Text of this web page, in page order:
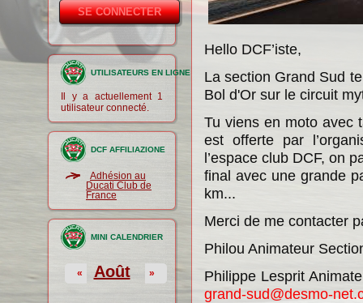
UTILISATEURS EN LIGNE
Il y a actuellement 1
utilisateur connecté.
DCF AFFILIAZIONE
Adhésion au
Ducati Club de
France
MINI CALENDRIER
Août
« »
Hello DCF’iste,
La section Grand Sud
Bol d'Or sur le circuit
Tu viens en moto avec
est offerte par
l’espace club DCF, on
final avec une grande
km...
Merci de me contacter
Philou Animateur
Philippe Lesprit
grand-sud@desmo-